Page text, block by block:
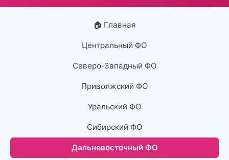
🏠 Главная
Центральный ФО
Северо-Западный ФО
Приволжский ФО
Уральский ФО
Сибирский ФО
Дальневосточный ФО